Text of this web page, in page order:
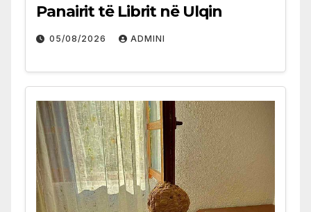
Panairit të Librit në Ulqin
05/08/2026 ADMINI